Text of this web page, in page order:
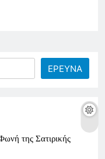
ΕΡΕΥΝΑ
της Σατιρικής